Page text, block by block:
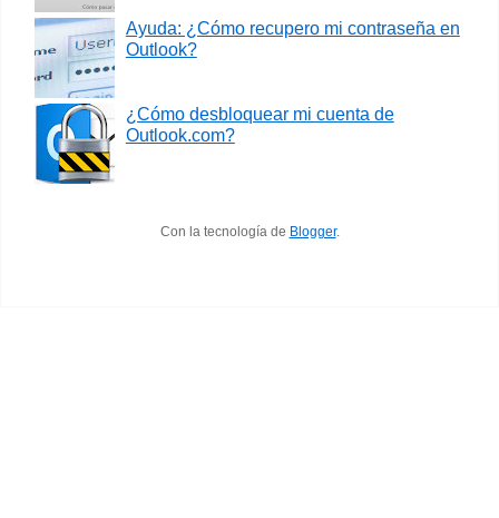
Ayuda: ¿Cómo recupero mi contraseña en
Outlook?
¿Cómo desbloquear mi cuenta de
Outlook.com?
Con la tecnología de Blogger.